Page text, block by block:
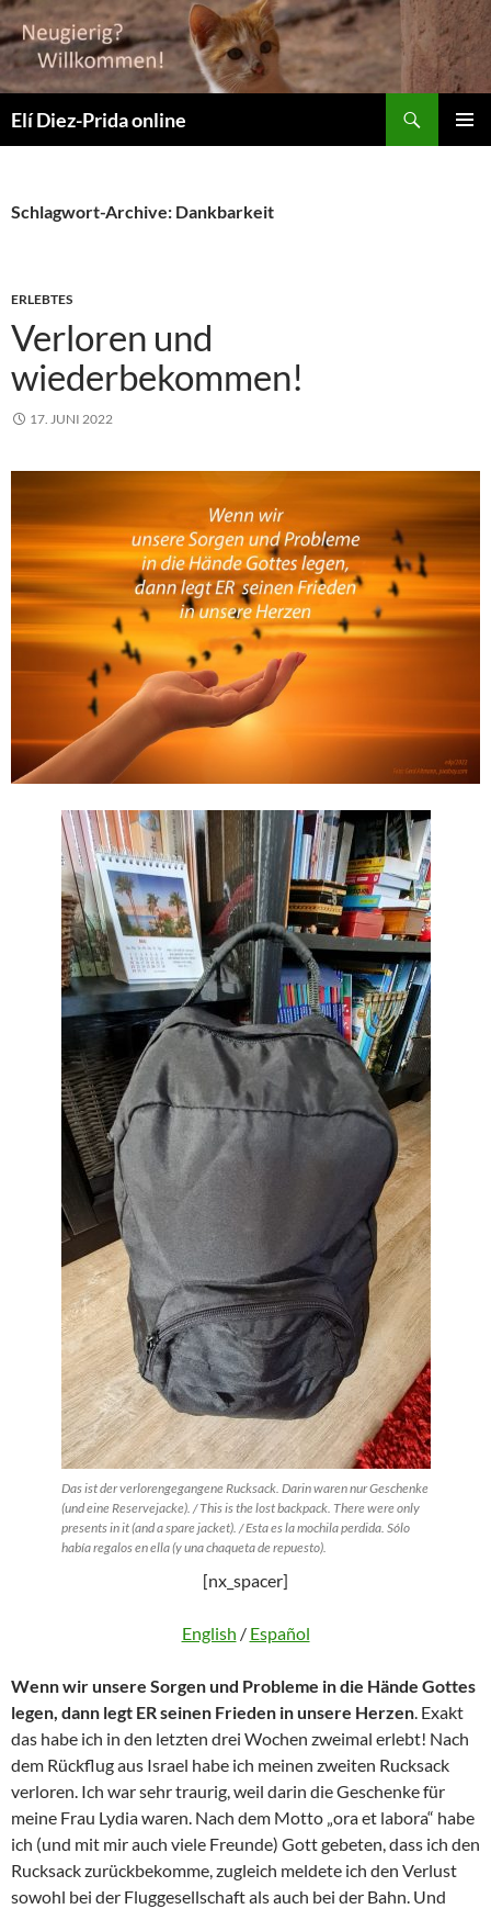
Elí Diez-Prida online
Schlagwort-Archive: Dankbarkeit
ERLEBTES
Verloren und
wiederbekommen!
17. JUNI 2022
Das ist der verlorengegangene Rucksack. Darin waren nur Geschenke
(und eine Reservejacke). / This is the lost backpack. There were only
presents in it (and a spare jacket). / Esta es la mochila perdida. Sólo
había regalos en ella (y una chaqueta de repuesto).
[nx_spacer]
English / Español
Wenn wir unsere Sorgen und Probleme in die Hände Gottes
legen, dann legt ER seinen Frieden in unsere Herzen. Exakt
das habe ich in den letzten drei Wochen zweimal erlebt! Nach
dem Rückflug aus Israel habe ich meinen zweiten Rucksack
verloren. Ich war sehr traurig, weil darin die Geschenke für
meine Frau Lydia waren. Nach dem Motto „ora et labora“ habe
ich (und mit mir auch viele Freunde) Gott gebeten, dass ich den
Rucksack zurückbekomme, zugleich meldete ich den Verlust
sowohl bei der Fluggesellschaft als auch bei der Bahn. Und